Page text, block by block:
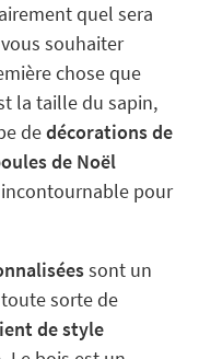
quel sera
souhaiter
chose que
la taille du sapin,
dedécorations de
de Noël
pour
sont un
sorte de
de style